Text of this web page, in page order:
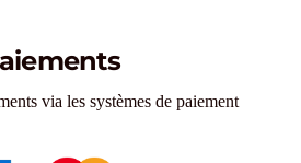
via les systèmes de paiement